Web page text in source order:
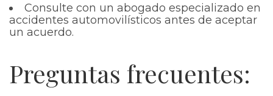
Consulte con un abogado especializado en
accidentes automovilísticos antes de aceptar
un acuerdo.
Preguntas frecuentes: